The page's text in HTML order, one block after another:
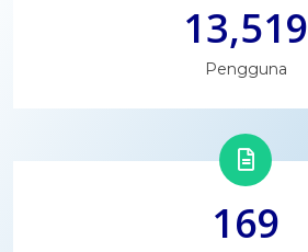
13,519
Pengguna
169